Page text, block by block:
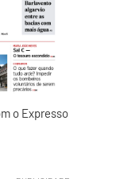
o Expresso